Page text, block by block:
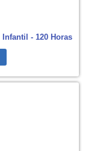
- 120 Horas